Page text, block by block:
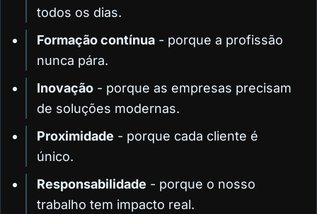
todos os dias.
Formação contínua - porque a profissão
nunca pára.
Inovação - porque as empresas precisam
de soluções modernas.
Proximidade - porque cada cliente é
único.
Responsabilidade - porque o nosso
trabalho tem impacto real.